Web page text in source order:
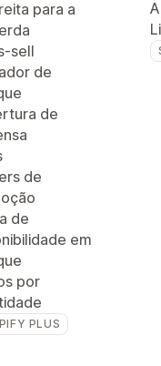
para a
sell
de
de
de
de
em
por
PLUS